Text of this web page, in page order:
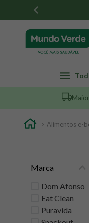
Alimentos e-
Marca
Dom Afonso
Eat Clean
Puravida
1º
2º
7